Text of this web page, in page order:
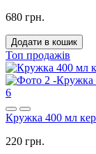
680 грн.
Додати в кошик
Топ продажів
6
Кружка 400 мл
220 грн.